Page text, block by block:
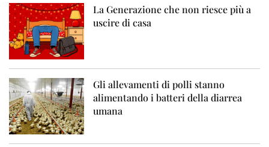
La Generazione che non riesce più a
uscire di casa
Gli allevamenti di polli stanno
alimentando i batteri della diarrea
umana